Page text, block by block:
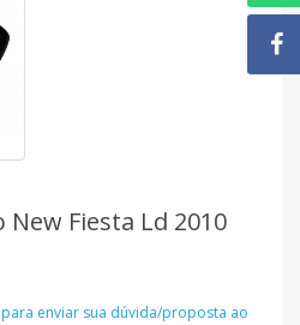
Fiesta Ld 2010
enviar sua dúvida/proposta ao